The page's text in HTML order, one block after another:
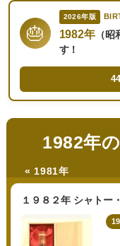
🎂
2026年版
1982年（昭
す！
1982年
« 1981年
１９８２年 シャトー